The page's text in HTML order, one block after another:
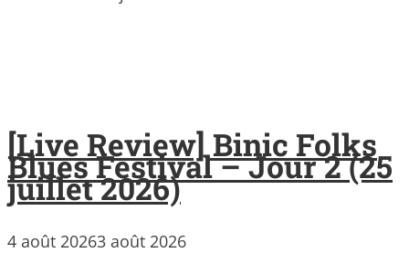
[Live Review] Binic Folks
Blues Festival – Jour 2 (25
juillet 2026)
4 août 20263 août 2026